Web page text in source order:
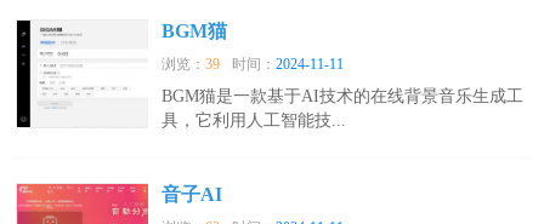
BGM猫
浏览：39 时间：2024-11-11
BGM猫是一款基于AI技术的在线背景音乐生成工
具，它利用人工智能技...
音子AI